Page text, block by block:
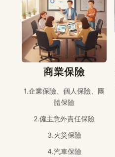
商業保險
1.企業保險、個人保險、團
體保險
2.僱主意外責任保險
3.火災保險
4.汽車保險